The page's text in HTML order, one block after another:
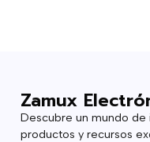
Zamux
Descubre un mundo de
productos y recursos